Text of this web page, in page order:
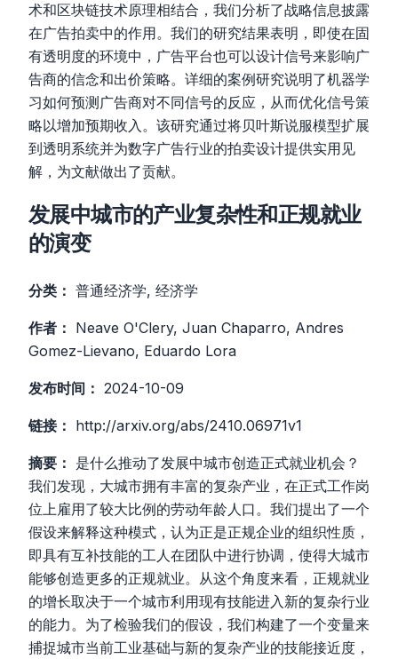
术和区块链技术原理相结合，我们分析了战略信息披露
在广告拍卖中的作用。我们的研究结果表明，即使在固
有透明度的环境中，广告平台也可以设计信号来影响广
告商的信念和出价策略。详细的案例研究说明了机器学
习如何预测广告商对不同信号的反应，从而优化信号策
略以增加预期收入。该研究通过将贝叶斯说服模型扩展
到透明系统并为数字广告行业的拍卖设计提供实用见
解，为文献做出了贡献。
发展中城市的产业复杂性和正规就业
的演变
分类： 普通经济学, 经济学
作者： Neave O'Clery, Juan Chaparro, Andres
Gomez-Lievano, Eduardo Lora
发布时间： 2024-10-09
链接： http://arxiv.org/abs/2410.06971v1
摘要： 是什么推动了发展中城市创造正式就业机会？
我们发现，大城市拥有丰富的复杂产业，在正式工作岗
位上雇用了较大比例的劳动年龄人口。我们提出了一个
假设来解释这种模式，认为正是正规企业的组织性质，
即具有互补技能的工人在团队中进行协调，使得大城市
能够创造更多的正规就业。从这个角度来看，正规就业
的增长取决于一个城市利用现有技能进入新的复杂行业
的能力。为了检验我们的假设，我们构建了一个变量来
捕捉城市当前工业基础与新的复杂产业的技能接近度，